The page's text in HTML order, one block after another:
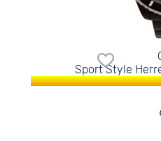
Sport Style